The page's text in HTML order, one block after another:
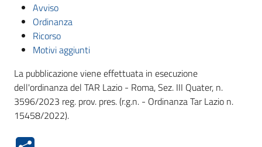
Avviso
Ordinanza
Ricorso
Motivi aggiunti
La pubblicazione viene effettuata in esecuzione
dell'ordinanza del TAR Lazio - Roma, Sez. III Quater, n.
3596/2023 reg. prov. pres. (r.g.n. - Ordinanza Tar Lazio n.
15458/2022).